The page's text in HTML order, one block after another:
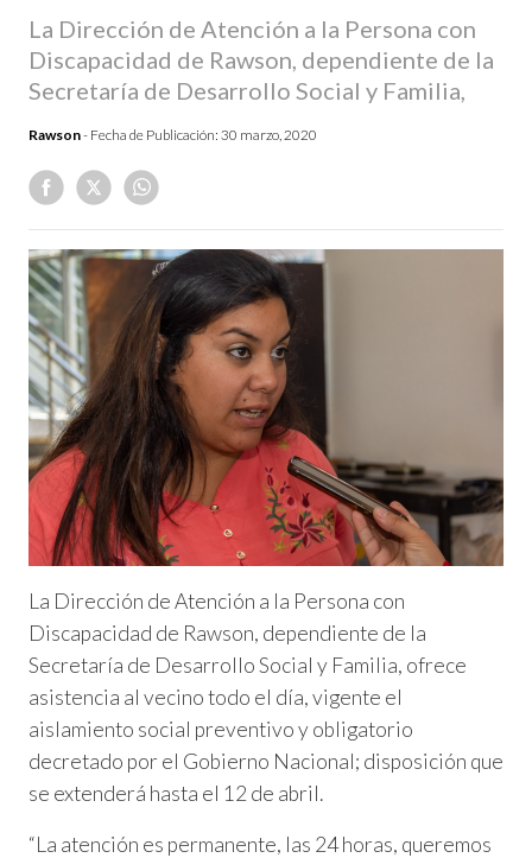
La Dirección de Atención a la Persona con
Discapacidad de Rawson, dependiente de la
Secretaría de Desarrollo Social y Familia,
Rawson- Fecha de Publicación: 30 marzo, 2020
La Dirección de Atención a la Persona con
Discapacidad de Rawson, dependiente de la
Secretaría de Desarrollo Social y Familia, ofrece
asistencia al vecino todo el día, vigente el
aislamiento social preventivo y obligatorio
decretado por el Gobierno Nacional; disposición que
se extenderá hasta el 12 de abril.
“La atención es permanente, las 24 horas, queremos